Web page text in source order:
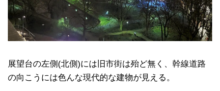
展望台の左側(北側)には旧市街は殆ど無く、幹線道路
の向こうには色んな現代的な建物が見える。